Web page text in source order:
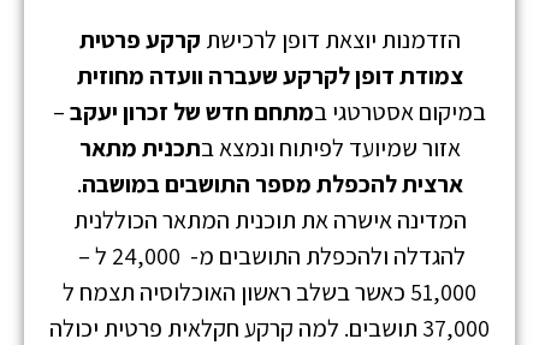
הזדמנות יוצאת דופן לרכישת קרקע פרטית
צמודת דופן לקרקע שעברה וועדה מחוזית
במיקום אסטרטגי במתחם חדש של זכרון יעקב–
אזור שמיועד לפיתוח ונמצא בתכנית מתאר
ארצית להכפלת מספר התושבים במושבה.
המדינה אישרה את תוכנית המתאר הכוללנית
להגדלה ולהכפלת התושבים מ- 24,000 ל –
51,000 כאשר בשלב ראשון האוכלוסיה תצמח ל
37,000 תושבים.
למה קרקע חקלאית פרטית יכולה